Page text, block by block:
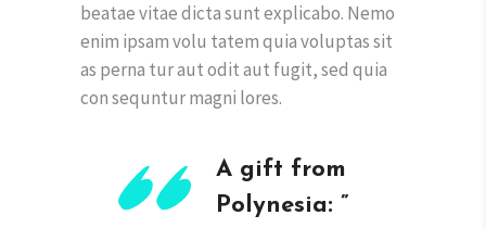
beatae vitae dicta sunt explicabo. Nemo
enim ipsam volu tatem quia voluptas sit
as perna tur aut odit aut fugit, sed quia
con sequntur magni lores.
A gift from
Polynesia: ”